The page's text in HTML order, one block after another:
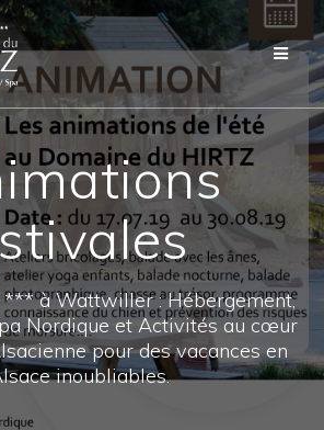
Skip
to
content
*** à Wattwiller : Hébergement,
Nordique et Activités au cœur
pour des vacances en
inoubliables.